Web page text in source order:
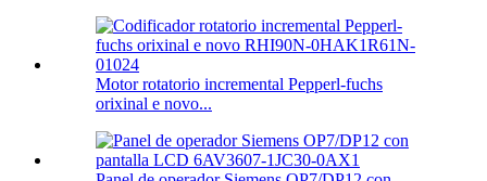
Motor rotatorio incremental Pepperl-fuchs
orixinal e novo...